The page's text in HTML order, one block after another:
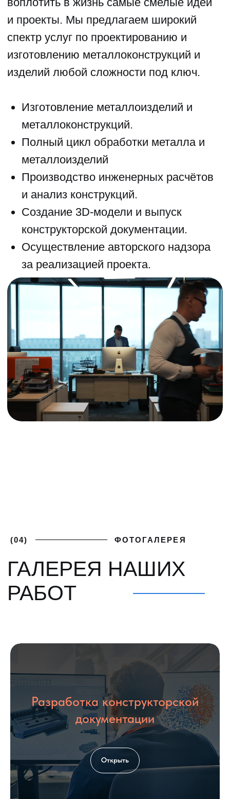
Разработка конструкторской
документации
Открыть
ПОЛУЧИТЕ
ЛУЧШИЕ
УСЛОВИЯ
mk@severgarant.com
предложение от вашего
поставщика и мы его перебьём
Загрузить файл со сметой
Add file
Согласен с политикой
обработки
персональных данных
Оставить заявку